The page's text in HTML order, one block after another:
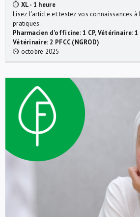
⏱ XL - 1 heure
Lisez l'article et testez vos connaissances à
pratiques.
Pharmacien d'officine: 1 CP, Vétérinaire: 1
Vétérinaire: 2 PFCC (NGROD)
⏲ octobre 2025